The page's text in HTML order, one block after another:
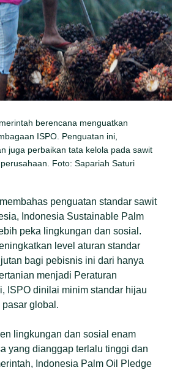
berencana menguatkan
ISPO. Penguatan ini,
juga perbaikan tata kelola pada sawit
Foto: Sapariah Saturi
penguatan standar sawit
Indonesia Sustainable Palm
peka lingkungan dan sosial.
level aturan standar
bagi pebisnis ini dari hanya
menjadi Peraturan
ISPO dinilai minim standar hijau
global.
lingkungan dan sosial enam
yang dianggap terlalu tinggi dan
Indonesia Palm Oil Pledge